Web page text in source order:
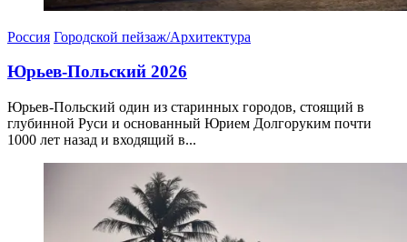
Россия Городской пейзаж/Архитектура
Юрьев-Польский 2026
Юрьев-Польский один из старинных городов, стоящий в
глубинной Руси и основанный Юрием Долгоруким почти
1000 лет назад и входящий в...